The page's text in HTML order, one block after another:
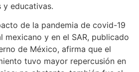
y educativas.
de la pandemia de covid-19
mexicano y en el SAR, publicado
de México, afirma que el
tuvo mayor repercusión en